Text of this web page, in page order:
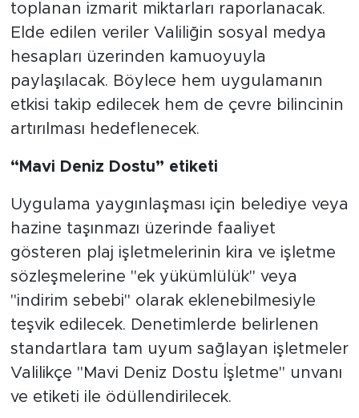
toplanan izmarit miktarları raporlanacak.
Elde edilen veriler Valiliğin sosyal medya
hesapları üzerinden kamuoyuyla
paylaşılacak. Böylece hem uygulamanın
etkisi takip edilecek hem de çevre bilincinin
artırılması hedeflenecek.
“Mavi Deniz Dostu” etiketi
Uygulama yaygınlaşması için belediye veya
hazine taşınmazı üzerinde faaliyet
gösteren plaj işletmelerinin kira ve işletme
sözleşmelerine "ek yükümlülük" veya
"indirim sebebi" olarak eklenebilmesiyle
teşvik edilecek. Denetimlerde belirlenen
standartlara tam uyum sağlayan işletmeler
Valilikçe "Mavi Deniz Dostu İşletme" unvanı
ve etiketi ile ödüllendirilecek.